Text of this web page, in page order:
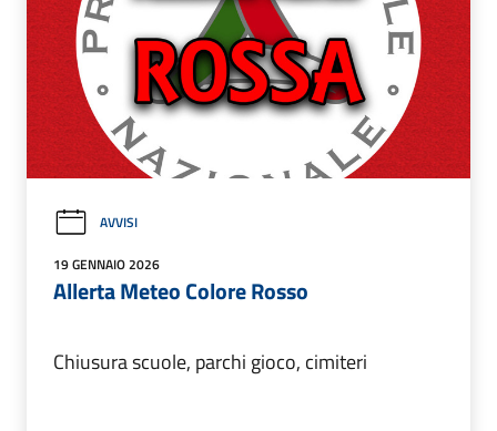
AVVISI
19 GENNAIO 2026
Allerta Meteo Colore Rosso
Chiusura scuole, parchi gioco, cimiteri